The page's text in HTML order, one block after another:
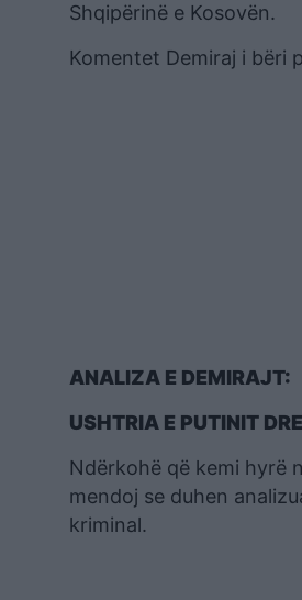
Shqipërinë e Kosovën.
Komentet Demiraj i bëri
ANALIZA E DEMIRAJT:
USHTRIA E PUTINIT
Ndërkohë që kemi hyrë
mendoj se duhen
kriminal.